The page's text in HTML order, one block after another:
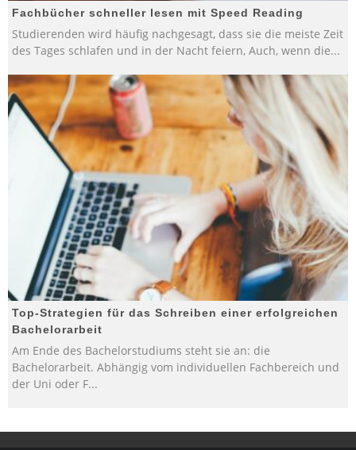
Fachbücher schneller lesen mit Speed Reading
Studierenden wird häufig nachgesagt, dass sie die meiste Zeit
des Tages schlafen und in der Nacht feiern, Auch, wenn die...
Top-Strategien für das Schreiben einer erfolgreichen
Bachelorarbeit
Am Ende des Bachelorstudiums steht sie an: die
Bachelorarbeit. Abhängig vom individuellen Fachbereich und
der Uni oder F...